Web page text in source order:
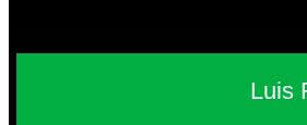
Luis